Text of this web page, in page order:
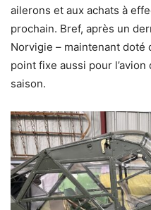
ailerons et aux achats à
prochain. Bref, après un
Norvigie – maintenant doté
point fixe aussi pour
saison.